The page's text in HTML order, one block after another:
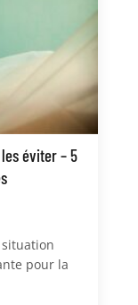
éviter – 5
pour la